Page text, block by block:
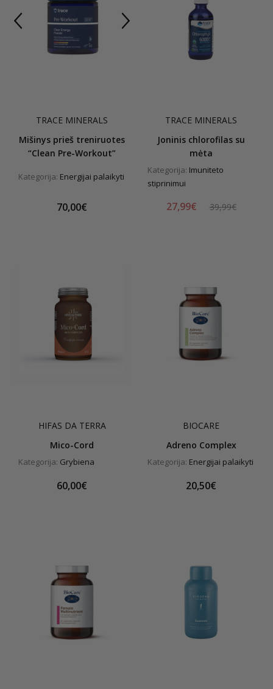
TRACE MINERALS
Mišinys prieš treniruotes
“Clean Pre-Workout”
Kategorija: Energijai palaikyti
70,00€
TRACE MINERALS
Joninis chlorofilas su
mėta
Kategorija: Imuniteto
stiprinimui
27,99€ 39,99€
HIFAS DA TERRA
Mico-Cord
Kategorija: Grybiena
60,00€
BIOCARE
Adreno Complex
Kategorija: Energijai palaikyti
20,50€